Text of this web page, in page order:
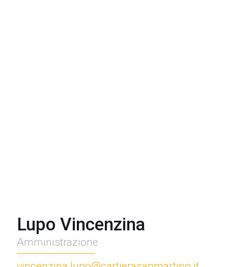
Lupo Vincenzina
Amministrazione